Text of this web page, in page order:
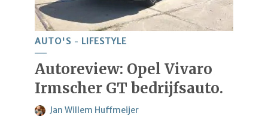
AUTO'S LIFESTYLE
Autoreview: Opel Vivaro
Irmscher GT bedrijfsauto.
Jan Willem Huffmeijer